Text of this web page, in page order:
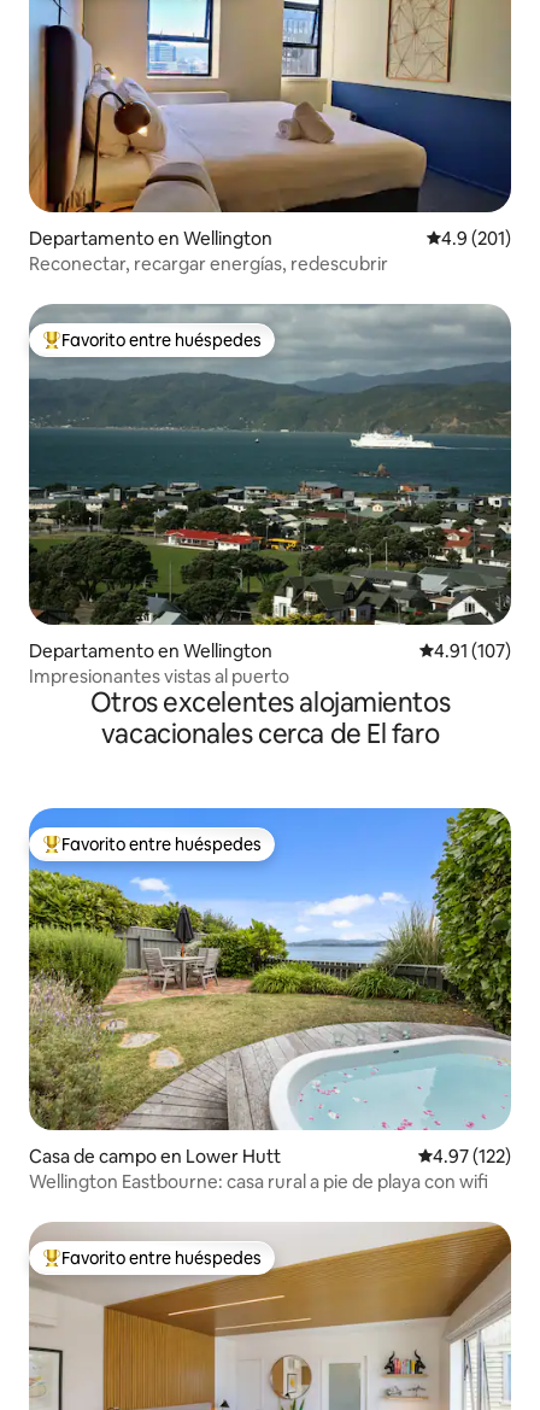
Departamento en Wellington Calificación
4.9 (201)
Reconectar, recargar energías, redescubrir
De los mejores en Favorito entre huéspedes
Favorito entre huéspedes
Departamento en Wellington Calificación
4.91 (107)
Impresionantes vistas al puerto
Otros excelentes alojamientos
vacacionales cerca de El faro
De los mejores en Favorito entre huéspedes
Favorito entre huéspedes
Casa de campo en Lower Hutt Calificación
4.97 (122)
Wellington Eastbourne: casa rural a pie de playa con wifi
De los mejores en Favorito entre huéspedes
Favorito entre huéspedes